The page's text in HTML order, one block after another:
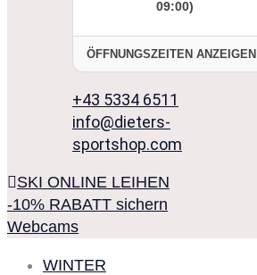
09:00)
ÖFFNUNGSZEITEN ANZEIGEN
+43 5334 6511
info@dieters-
sportshop.com
SKI ONLINE LEIHEN
-10% RABATT sichern
Webcams
WINTER